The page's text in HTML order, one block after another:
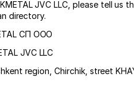
JVC LLC, please tell
directory.
СП ООО
JVC LLC
region ,Chirchik, street